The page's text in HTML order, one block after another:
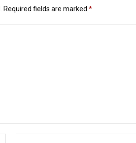
Required fields are marked *